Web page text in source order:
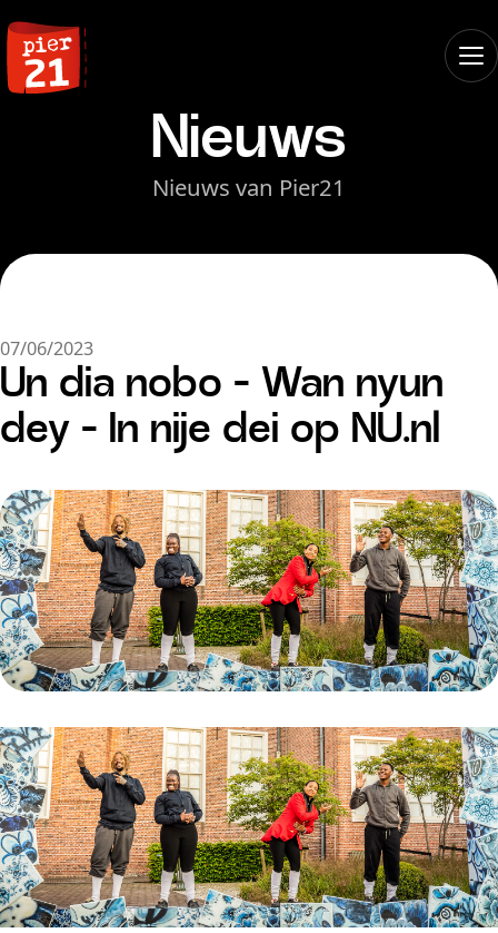
Nieuws
Nieuws van Pier21
07/06/2023
Un dia nobo – Wan nyun
dey – In nije dei op NU.nl